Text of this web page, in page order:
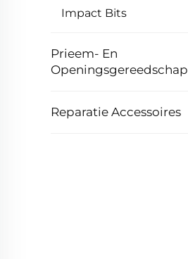
Impact Bits
Prieem- En
Openingsgereedschap
Reparatie Accessoires